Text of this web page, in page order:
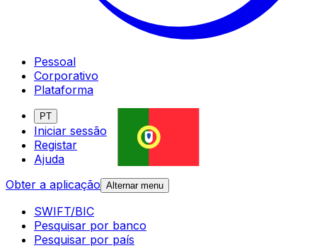
Pessoal
Corporativo
Plataforma
PT
Iniciar sessão
Registar
Ajuda
Obter a aplicação Alternar menu
SWIFT/BIC
Pesquisar por banco
Pesquisar por país